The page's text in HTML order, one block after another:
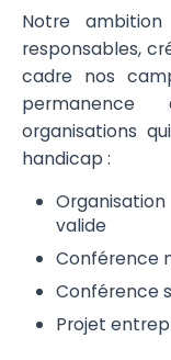
Notre
responsables,
cadre nos
organisations
handicap :
valide
Conférence
Conférence
Projet